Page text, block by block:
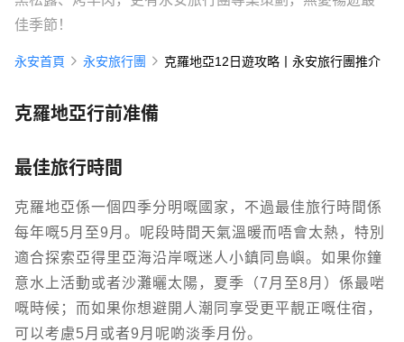
佳季節！
永安首頁 永安旅行團 克羅地亞12日遊攻略丨永安旅行團推介
克羅地亞行前准備
最佳旅行時間
克羅地亞係一個四季分明嘅國家，不過最佳旅行時間係
每年嘅5月至9月。呢段時間天氣溫暖而唔會太熱，特別
適合探索亞得里亞海沿岸嘅迷人小鎮同島嶼。如果你鐘
意水上活動或者沙灘曬太陽，夏季（7月至8月）係最啱
嘅時候；而如果你想避開人潮同享受更平靚正嘅住宿，
可以考慮5月或者9月呢啲淡季月份。